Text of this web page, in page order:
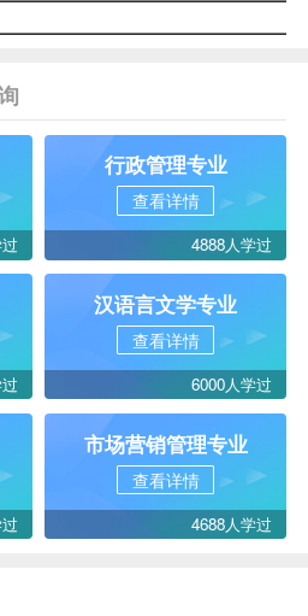
行政管理专业
查看详情
4888人学过
汉语言文学专业
查看详情
6000人学过
市场营销管理专业
查看详情
4688人学过